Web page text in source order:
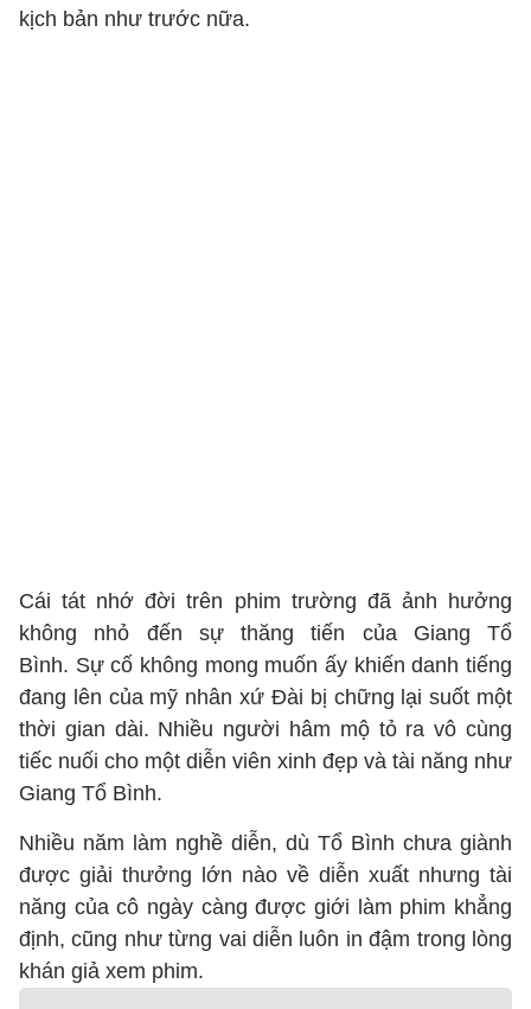
kịch bản như trước nữa.
Cái tát nhớ đời trên phim trường đã ảnh hưởng
không nhỏ đến sự thăng tiến của Giang Tổ
Bình. Sự cố không mong muốn ấy khiến danh tiếng
đang lên của mỹ nhân xứ Đài bị chững lại suốt một
thời gian dài. Nhiều người hâm mộ tỏ ra vô cùng
tiếc nuối cho một diễn viên xinh đẹp và tài năng như
Giang Tổ Bình.
Nhiều năm làm nghề diễn, dù Tổ Bình chưa giành
được giải thưởng lớn nào về diễn xuất nhưng tài
năng của cô ngày càng được giới làm phim khẳng
định, cũng như từng vai diễn luôn in đậm trong lòng
khán giả xem phim.